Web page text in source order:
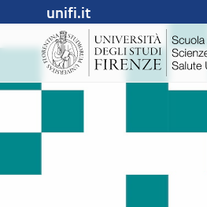
unifi.it